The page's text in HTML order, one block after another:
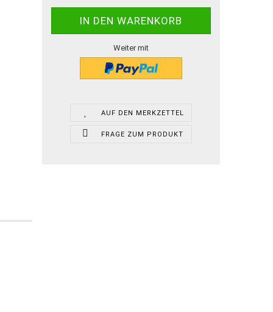
Weiter mit
AUF DEN MERKZETTEL
FRAGE ZUM PRODUKT